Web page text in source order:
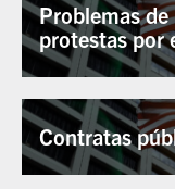
Problemas de
protestas por
Contratas